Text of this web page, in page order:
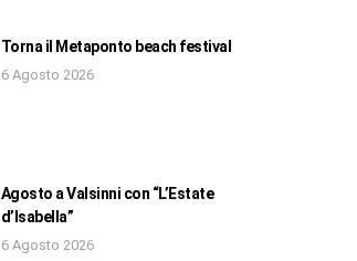
Torna il Metaponto beach festival
6 Agosto 2026
Agosto a Valsinni con “L’Estate
d’Isabella”
6 Agosto 2026